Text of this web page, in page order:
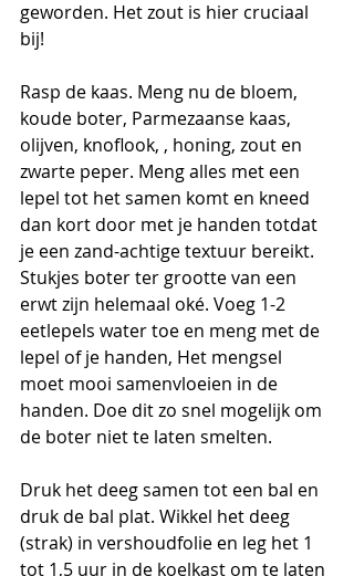
geworden. Het zout is hier cruciaal
bij!
Rasp de kaas. Meng nu de bloem,
koude boter, Parmezaanse kaas,
olijven, knoflook, , honing, zout en
zwarte peper. Meng alles met een
lepel tot het samen komt en kneed
dan kort door met je handen totdat
je een zand-achtige textuur bereikt.
Stukjes boter ter grootte van een
erwt zijn helemaal oké. Voeg 1-2
eetlepels water toe en meng met de
lepel of je handen, Het mengsel
moet mooi samenvloeien in de
handen. Doe dit zo snel mogelijk om
de boter niet te laten smelten.
Druk het deeg samen tot een bal en
druk de bal plat. Wikkel het deeg
(strak) in vershoudfolie en leg het 1
tot 1,5 uur in de koelkast om te laten